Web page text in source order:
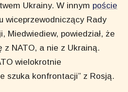
Ukrainy. W innym poście
wiceprzewodniczący Rady
Miedwiediew, powiedział, że
z NATO, a nie z Ukrainą.
wielokrotnie
szuka konfrontacji” z Rosją.